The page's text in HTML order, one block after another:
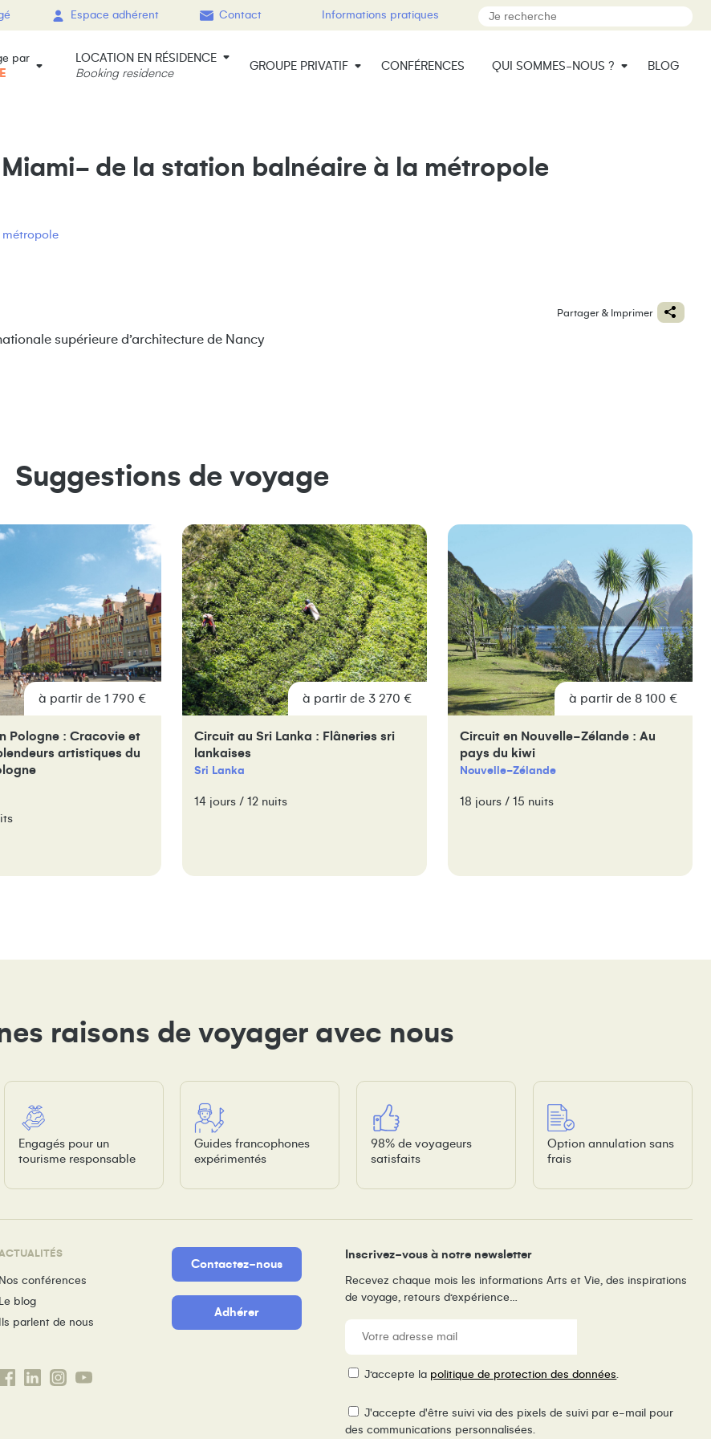
Espace adhérent Contact Informations pratiques
par
LOCATION EN RÉSIDENCE
Booking residence
GROUPE PRIVATIF CONFÉRENCES QUI SOMMES-NOUS ? BLOG
de la station balnéaire à la métropole
métropole
Partager & Imprimer
supérieure d’architecture de Nancy
Suggestions de voyage
à partir de 1 790 €
Pologne : Cracovie et
artistiques du
à partir de 3 270 €
Circuit au Sri Lanka : Flâneries sri
lankaises
Sri Lanka
14 jours / 12 nuits
à partir de 8 100 €
Circuit en Nouvelle-Zélande : Au
pays du kiwi
Nouvelle-Zélande
18 jours / 15 nuits
raisons de voyager avec nous
Engagés pour un
tourisme responsable
Guides francophones
expérimentés
98% de voyageurs
satisfaits
Option annulation sans
frais
Nos conférences
Le blog
Ils parlent de nous
Contactez-nous
Adhérer
Inscrivez-vous à notre newsletter
Recevez chaque mois les informations Arts et Vie, des inspirations
de voyage, retours d’expérience…
E-
mail
RGPDJ’accepte la politique de protection des données.
Pixel
de
J'accepte d'être suivi via des pixels de suivi par e-mail pour
des communications personnalisées.